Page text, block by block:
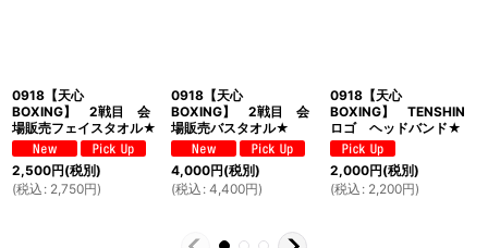
0918【天心
BOXING】 2戦目 会
場販売フェイスタオル★
2,500円(税別)
(税込 : 2,750円)
0918【天心
BOXING】 2戦目 会
場販売バスタオル★
4,000円(税別)
(税込 : 4,400円)
0918【天心
BOXING】 TENSHIN
ロゴ ヘッドバンド★
2,000円(税別)
(税込 : 2,200円)